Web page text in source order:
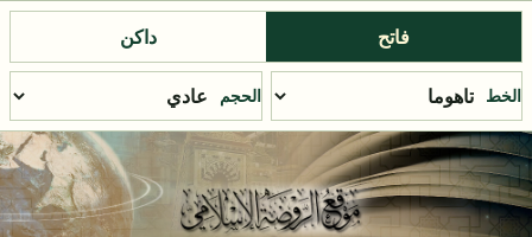
فاتح داكن
الخط الحجم